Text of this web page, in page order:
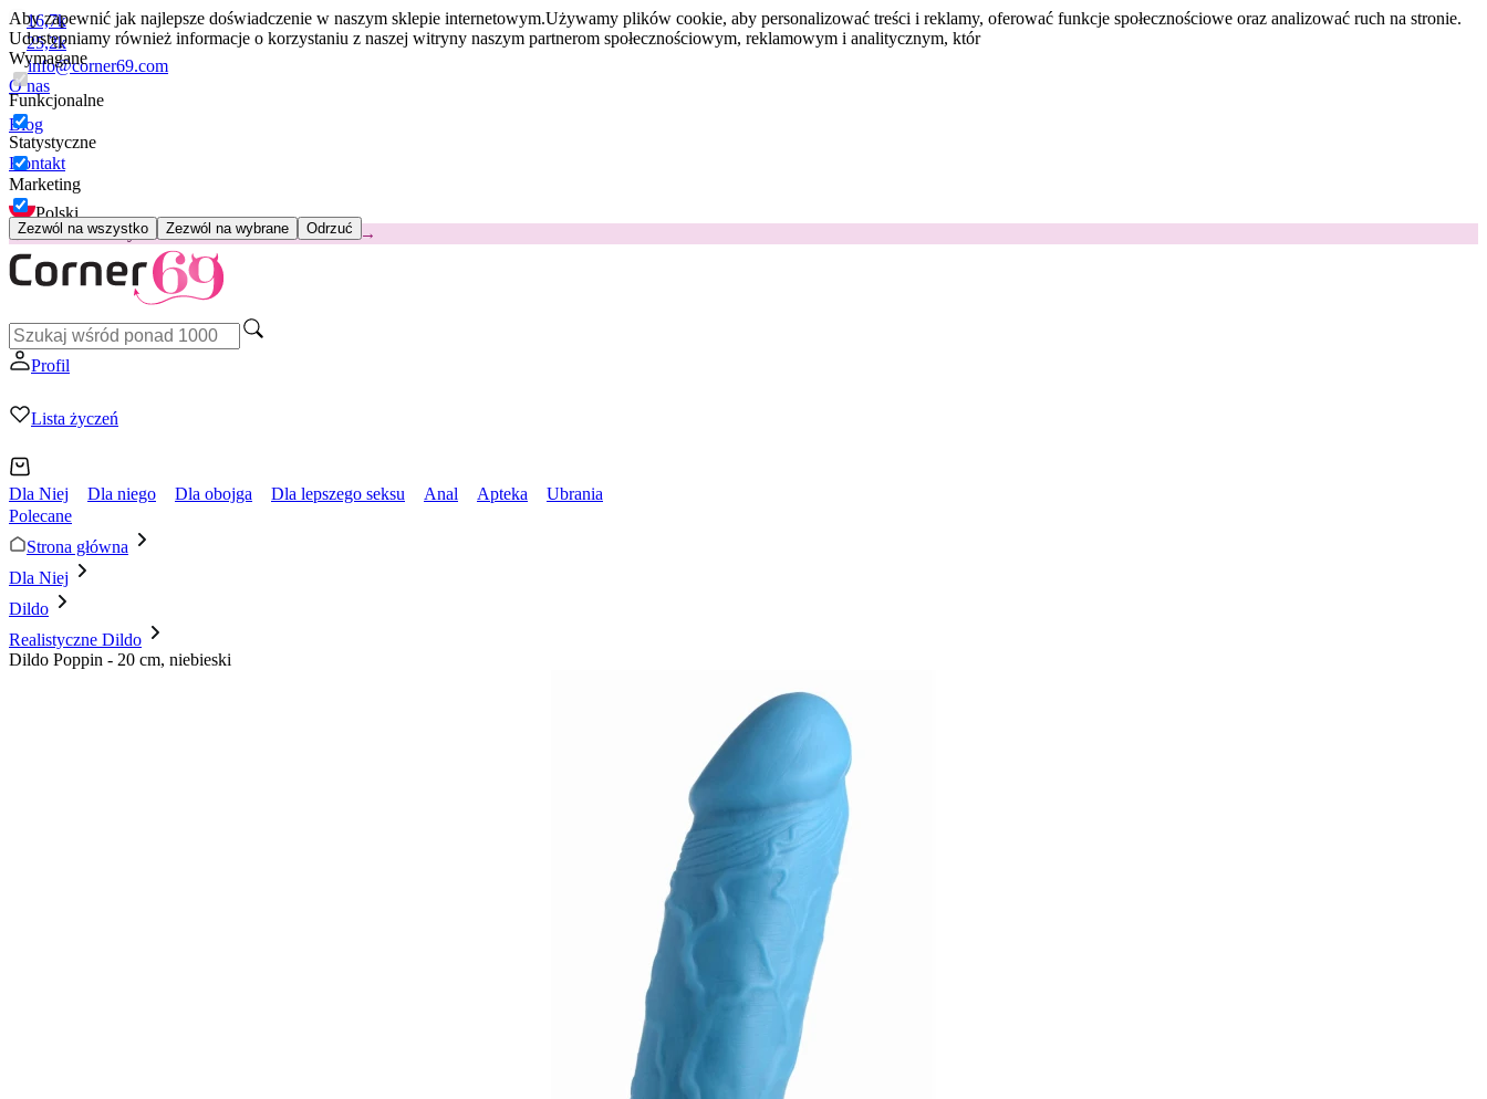
Aby zapewnić jak najlepsze doświadczenie w naszym sklepie internetowym.Używamy plików cookie, aby personalizować treści i reklamy, oferować funkcje społecznościowe oraz analizować ruch na stronie.
Udostępniamy również informacje o korzystaniu z naszej witryny naszym partnerom społecznościowym, reklamowym i analitycznym, któr
Wymagane
Funkcjonalne
Statystyczne
Marketing
Zezwól na wszystko Zezwól na wybrane Odrzuć
16,7k
25,2k
info@corner69.com
O nas
Blog
Kontakt
Polski
😽Svakom Klitty: 65 zł TANIEJKod: KLITTY →
Profil
Lista życzeń
Dla Niej Dla niego Dla obojga Dla lepszego seksu Anal Apteka
Ubrania
Polecane
Strona główna
Dla Niej
Dildo
Realistyczne Dildo
Dildo Poppin - 20 cm, niebieski